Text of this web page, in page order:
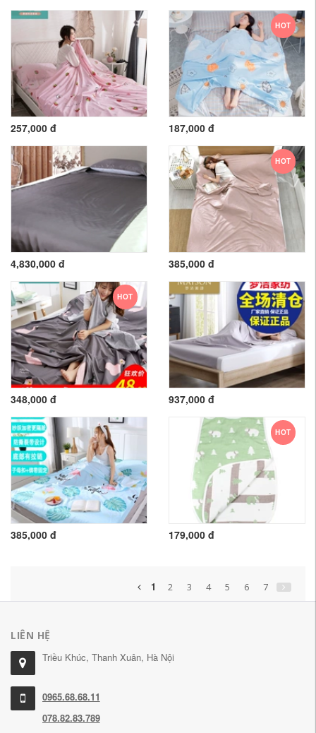
257,000 đ
HOT
187,000 đ
4,830,000 đ
HOT
385,000 đ
HOT
348,000 đ 937,000 đ
385,000 đ
HOT
179,000 đ
1 2 3 4 5 6 7
LIÊN HỆ
Triều Khúc, Thanh Xuân, Hà Nội
0965.68.68.11
078.82.83.789